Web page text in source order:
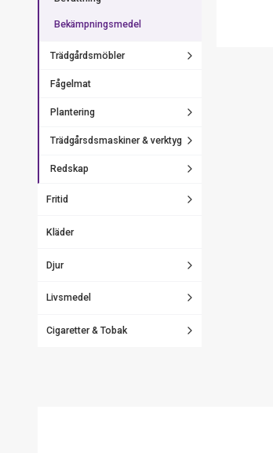
Bekämpningsmedel
Trädgårdsmöbler
Fågelmat
Plantering
Trädgårsdsmaskiner & verktyg
Redskap
Fritid
Kläder
Djur
Livsmedel
Cigaretter & Tobak